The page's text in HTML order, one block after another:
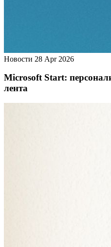
Новости 28 Apr 2026
Microsoft Start:
лента